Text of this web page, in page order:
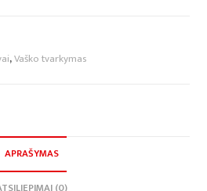
,Vaško tvarkymas
APRAŠYMAS